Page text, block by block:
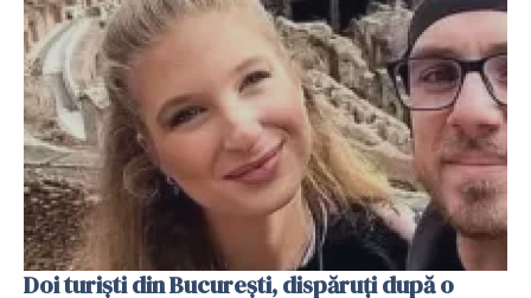
Doi turiști din București, dispăruți după o